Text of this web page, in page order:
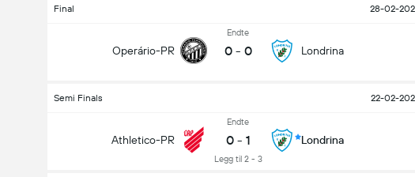
Final 28-02-
Operário-PR
Endte
0 - 0 Londrina
Semi Finals 22-02-
Athletico-PR
Endte
0 - 1
Legg til 2 - 3
Londrina